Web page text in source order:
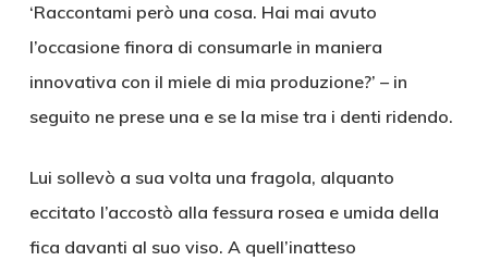
‘Raccontami però una cosa. Hai mai avuto
l’occasione finora di consumarle in maniera
innovativa con il miele di mia produzione?’ – in
seguito ne prese una e se la mise tra i denti ridendo.
Lui sollevò a sua volta una fragola, alquanto
eccitato l’accostò alla fessura rosea e umida della
fica davanti al suo viso. A quell’inatteso